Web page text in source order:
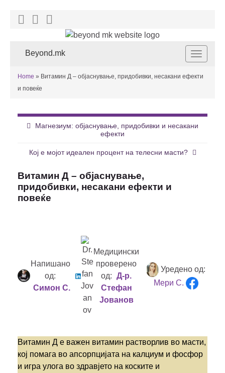
Toggle
Beyond.mk
Home » Витамин Д – објаснување, придобивки, несакани ефекти
и повеќе
Магнезиум: објаснување, придобивки и несакани
ефекти
Кој е мојот идеален процент на телесни масти?
Витамин Д – објаснување,
придобивки, несакани ефекти и
повеќе
Напишано
од:
Симон С.
Медицински
проверено
од: Д-р.
Стефан
Јованов
Уредено од:
Мери С.
Витамин Д е важен витамин растворлив во масти,
кој помага во апсорпцијата на калциум и фосфор
и игра улога во здравјето на коските и